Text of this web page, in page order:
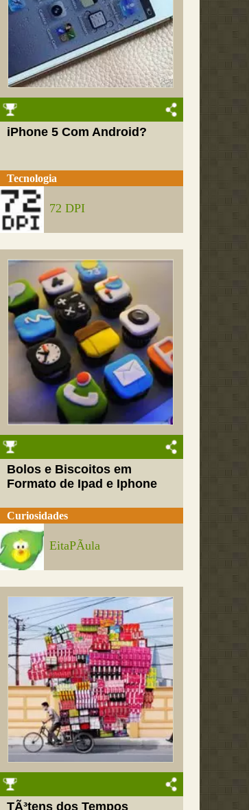
iPhone 5 Com Android?
Tecnologia
72 DPI
Bolos e Biscoitos em
Formato de Ipad e Iphone
Curiosidades
EitaPÃ­ula
TÃ³tens dos Tempos